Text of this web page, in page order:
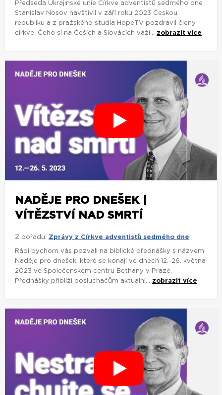
Předseda Ukrajinské unie Církve adventistů sedmého dne
Stanislav Nosov navštívil v září roku 2023 Českou
republiku a z pražského studia HopeTV pozdravil členy
církve. Čeho si na Češích a Slovácích váží... zobrazit více
NADĚJE PRO DNEŠEK |
VÍTĚZSTVÍ NAD SMRTÍ
Z pořadu: Zprávy z Církve adventistů sedmého dne
Rádi bychom vás pozvali na biblické přednášky s názvem
Naděje pro dnešek, které se konají ve dnech 12.-26. května
2023 ve Společenském centru Bethany v Praze.
Přednášky přiblíží posluchačům aktuální... zobrazit více